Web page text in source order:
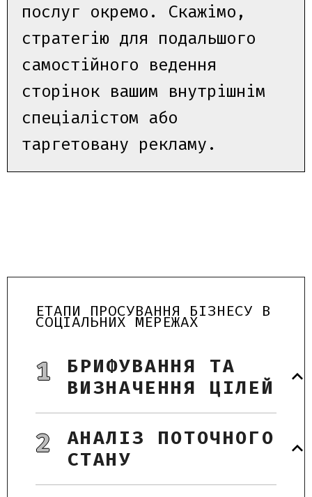
послуг окремо. Скажімо,
стратегію для подальшого
самостійного ведення
сторінок вашим внутрішнім
спеціалістом або
таргетовану рекламу.
ЕТАПИ ПРОСУВАННЯ БІЗНЕСУ В
СОЦІАЛЬНИХ МЕРЕЖАХ
1
БРИФУВАННЯ ТА
ВИЗНАЧЕННЯ ЦІЛЕЙ
2
АНАЛІЗ ПОТОЧНОГО
СТАНУ